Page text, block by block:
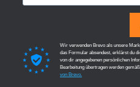
Wir verwenden Brevo als unsere
das Formular absendest, erklärst du
von dir angegebenen persönlichen
Bearbeitung übertragen werden
von Brevo.